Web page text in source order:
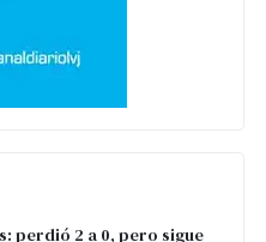
perdió 2 a 0, pero sigue